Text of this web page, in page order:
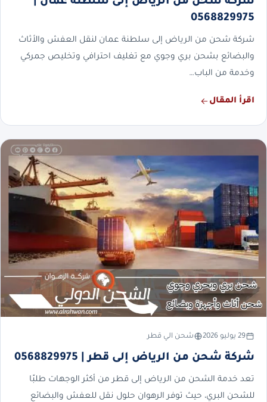
0568829975
شركة شحن من الرياض إلى سلطنة عمان لنقل العفش والأثاث
والبضائع بشحن بري وجوي مع تغليف احترافي وتخليص جمركي
وخدمة من الباب…
اقرأ المقال
29 يوليو 2026 شحن الي قطر
شركة شحن من الرياض إلى قطر | 0568829975
تعد خدمة الشحن من الرياض إلى قطر من أكثر الوجهات طلبًا
للشحن البري، حيث توفر الرهوان حلول نقل للعفش والبضائع